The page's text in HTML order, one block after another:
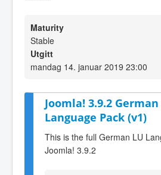
Maturity
Stable
Utgitt
mandag 14. januar 2019 23:00
Joomla! 3.9.2 German
Language Pack (v1)
This is the full German LU
Joomla! 3.9.2